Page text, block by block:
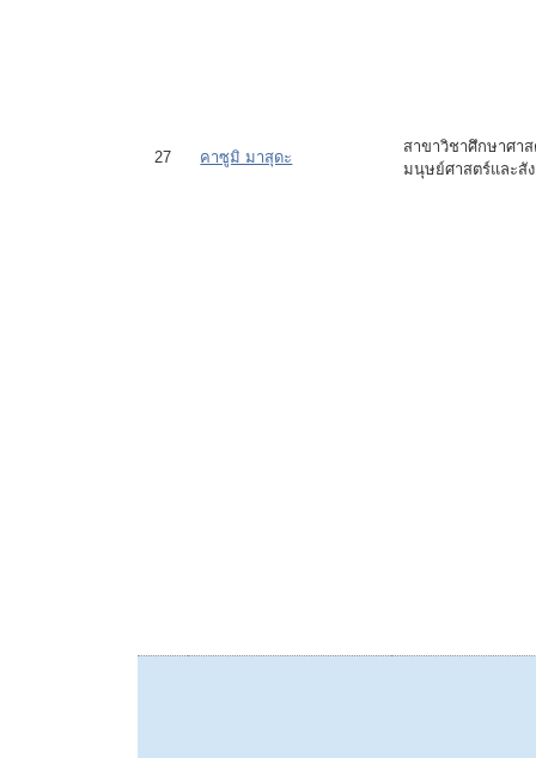
27 คาซูมิ มาสุดะ
สาขาวิชาศึกษาศา
มนุษย์ศาสตร์และสั